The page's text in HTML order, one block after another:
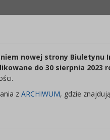
Zmień odstęp między
Zmień
nowej strony Biuletynu
do 30 sierpnia 2023
z ARCHIWUM, gdzie